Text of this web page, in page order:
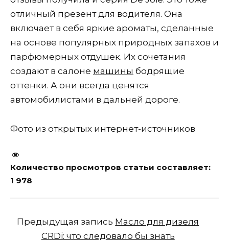
отличный презент для водителя. Она
включает в себя яркие ароматы, сделанные
на основе популярных природных запахов и
парфюмерных отдушек. Их сочетания
создают в салоне машины бодрящие
оттенки. А они всегда ценятся
автомобилистами в дальней дороге.
Фото из открытых интернет-источников
Количество просмотров статьи составляет:
1 978
Предыдущая запись Масло для дизеля
CRDi: что следовало бы знать